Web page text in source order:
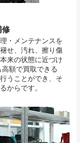
修
・メンテナンスを
せ、汚れ、擦り傷
来の状態に近づけ
額で買取できる
うことができ、そ
からです。